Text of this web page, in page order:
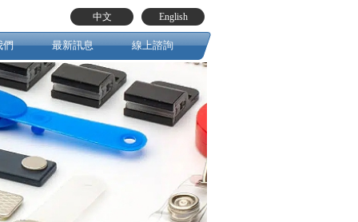
English
中文
們 最新訊息 線上諮詢